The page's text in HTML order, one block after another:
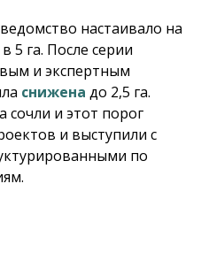
настаивало на
в 5 га. После серии
и экспертным
снижена до 2,5 га.
сочли и этот порог
и выступили с
по